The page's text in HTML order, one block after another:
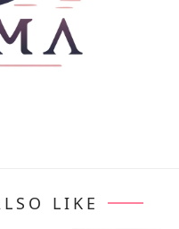
LIKE